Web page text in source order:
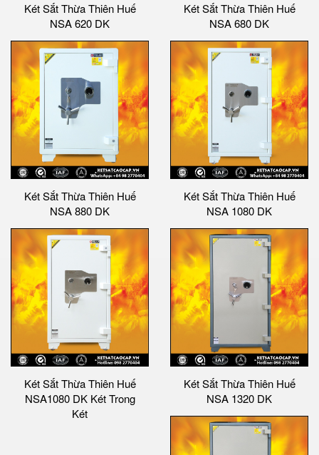
Két Sắt Thừa Thiên Huế
NSA 620 DK
Két Sắt Thừa Thiên Huế
NSA 680 DK
Két Sắt Thừa Thiên Huế
NSA 880 DK
Két Sắt Thừa Thiên Huế
NSA 1080 DK
Két Sắt Thừa Thiên Huế
NSA1080 DK Két Trong
Két
Két Sắt Thừa Thiên Huế
NSA 1320 DK